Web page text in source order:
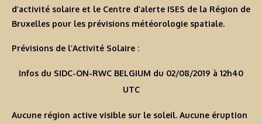
d’activité solaire et le Centre d’alerte ISES de la Région de
Bruxelles pour les prévisions météorologie spatiale.
Prévisions de l’Activité Solaire :
Infos du SIDC-ON-RWC BELGIUM du 02/08/2019 à 12h40
UTC
Aucune région active visible sur le soleil. Aucune éruption